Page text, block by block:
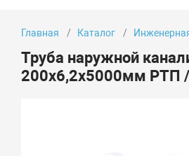
Главная Каталог
Труба наружной
200х6,2х5000мм РТП